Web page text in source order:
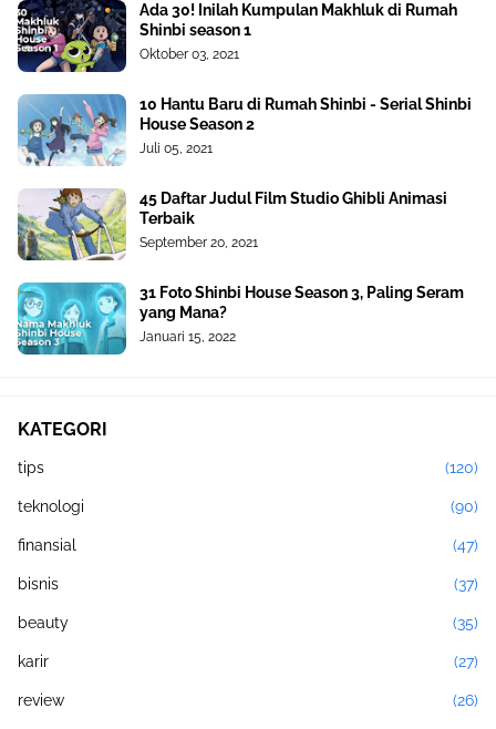
Ada 30! Inilah Kumpulan Makhluk di Rumah
Shinbi season 1
Oktober 03, 2021
10 Hantu Baru di Rumah Shinbi - Serial Shinbi
House Season 2
Juli 05, 2021
45 Daftar Judul Film Studio Ghibli Animasi
Terbaik
September 20, 2021
31 Foto Shinbi House Season 3, Paling Seram
yang Mana?
Januari 15, 2022
KATEGORI
tips (120)
teknologi (90)
finansial (47)
bisnis (37)
beauty (35)
karir (27)
review (26)